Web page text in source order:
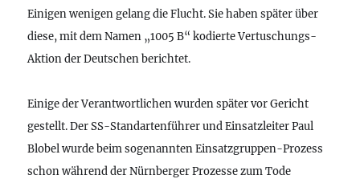
Einigen wenigen gelang die Flucht. Sie haben später über
diese, mit dem Namen „1005 B“ kodierte Vertuschungs-
Aktion der Deutschen berichtet.
Einige der Verantwortlichen wurden später vor Gericht
gestellt. Der SS-Standartenführer und Einsatzleiter Paul
Blobel wurde beim sogenannten Einsatzgruppen-Prozess
schon während der Nürnberger Prozesse zum Tode